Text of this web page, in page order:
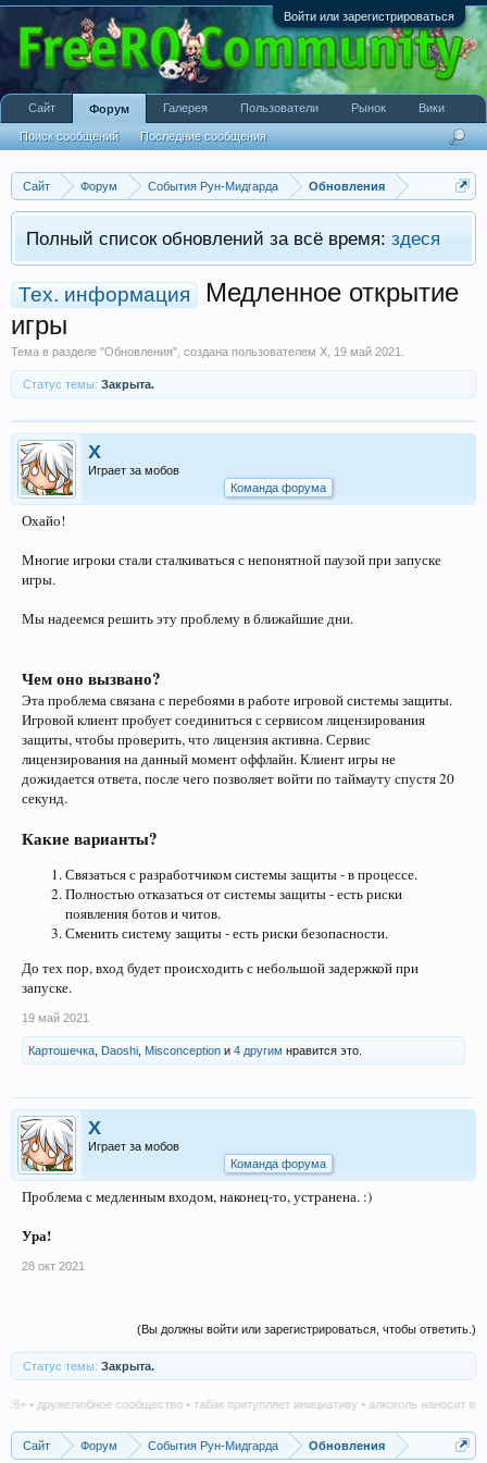
Войти или зарегистрироваться
Сайт Форум События Рун-Мидгарда Обновления
Полный список обновлений за всё время: здеся
Тех. информация
Медленное открытие
игры
Тема в разделе "Обновления", создана пользователем X 19 май 2021
Статус темы: Закрыта.
X
Играет за мобов
Команда форума
Охайо!
Многие игроки стали сталкиваться с непонятной паузой при запуске
игры.
Мы надеемся решить эту проблему в ближайшие дни.
Чем оно вызвано?
Эта проблема связана с перебоями в работе игровой системы защиты.
Игровой клиент пробует соединиться с сервисом лицензирования
защиты, чтобы проверить, что лицензия активна. Сервис
лицензирования на данный момент оффлайн. Клиент игры не
дожидается ответа, после чего позволяет войти по таймауту спустя 20
секунд.
Какие варианты?
Связаться с разработчиком системы защиты - в процессе.
Полностью отказаться от системы защиты - есть риски
появления ботов и читов.
Сменить систему защиты - есть риски безопасности.
До тех пор, вход будет происходить с небольшой задержкой при
запуске.
19 май 2021
Картошечка Daoshi Misconception и 4 другим нравится это.
X
Играет за мобов
Команда форума
Проблема с медленным входом, наконец-то, устранена. :)
Ура!
28 окт 2021
(Вы должны войти или зарегистрироваться, чтобы ответить.)
Статус темы: Закрыта.
• дружелюбное сообщество • табак притупляет инициативу • алкоголь наносит
Сайт Форум События Рун-Мидгарда Обновления
Сайт Форум
Поиск сообщений Последние сообщения
Галерея Пользователи Рынок Вики